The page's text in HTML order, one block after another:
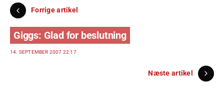
Forrige artikel
Giggs: Glad for beslutning
14. SEPTEMBER 2007 22:17
Næste artikel